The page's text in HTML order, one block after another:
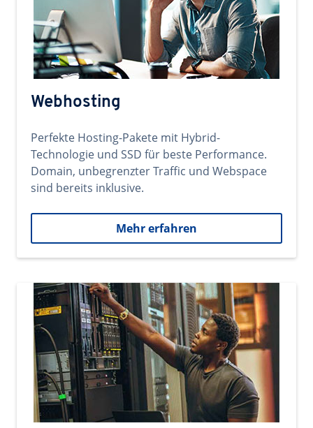
Webhosting
Perfekte Hosting-Pakete mit Hybrid-
Technologie und SSD für beste Performance.
Domain, unbegrenzter Traffic und Webspace
sind bereits inklusive.
Mehr erfahren